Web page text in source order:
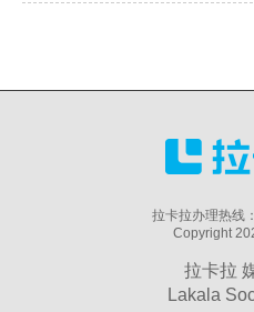
拉卡拉办理热线
Copyright
拉卡拉
Lakala